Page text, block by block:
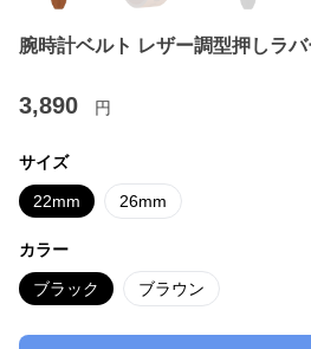
腕時計ベルト レザー調型押しラバ
3,890 円
サイズ
22mm 26mm
カラー
ブラック ブラウン